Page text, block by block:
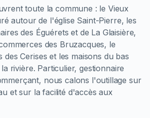
toute la commune : le Vieux
autour de l'église Saint-Pierre, les
des Éguérets et de La Glaisière,
des Bruzacques, le
des Cerises et les maisons du bas
rivière. Particulier, gestionnaire
nous calons l'outillage sur
et sur la facilité d'accès aux